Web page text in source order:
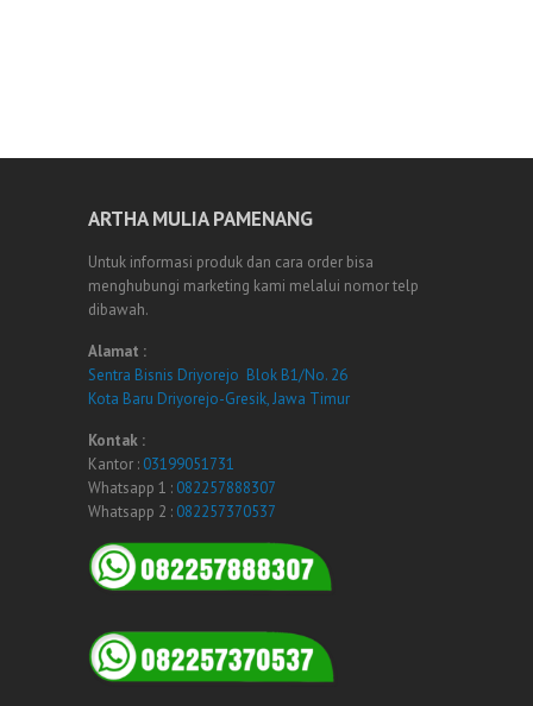
ARTHA MULIA PAMENANG
Untuk informasi produk dan cara order bisa
menghubungi marketing kami melalui nomor telp
dibawah.
Alamat :
Sentra Bisnis Driyorejo Blok B1/No. 26
Kota Baru Driyorejo-Gresik, Jawa Timur
Kontak :
Kantor : 03199051731
Whatsapp 1 : 082257888307
Whatsapp 2 : 082257370537